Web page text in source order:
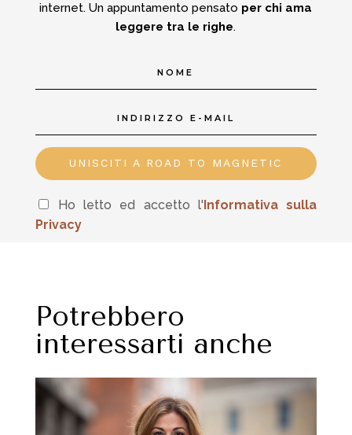
internet.Un appuntamento pensato per chi ama
leggere tra le righe.
UNISCITI A ROAD TO MAGNETIC
Ho letto ed accetto l'Informativa sulla
Privacy
Potrebbero
interessarti anche